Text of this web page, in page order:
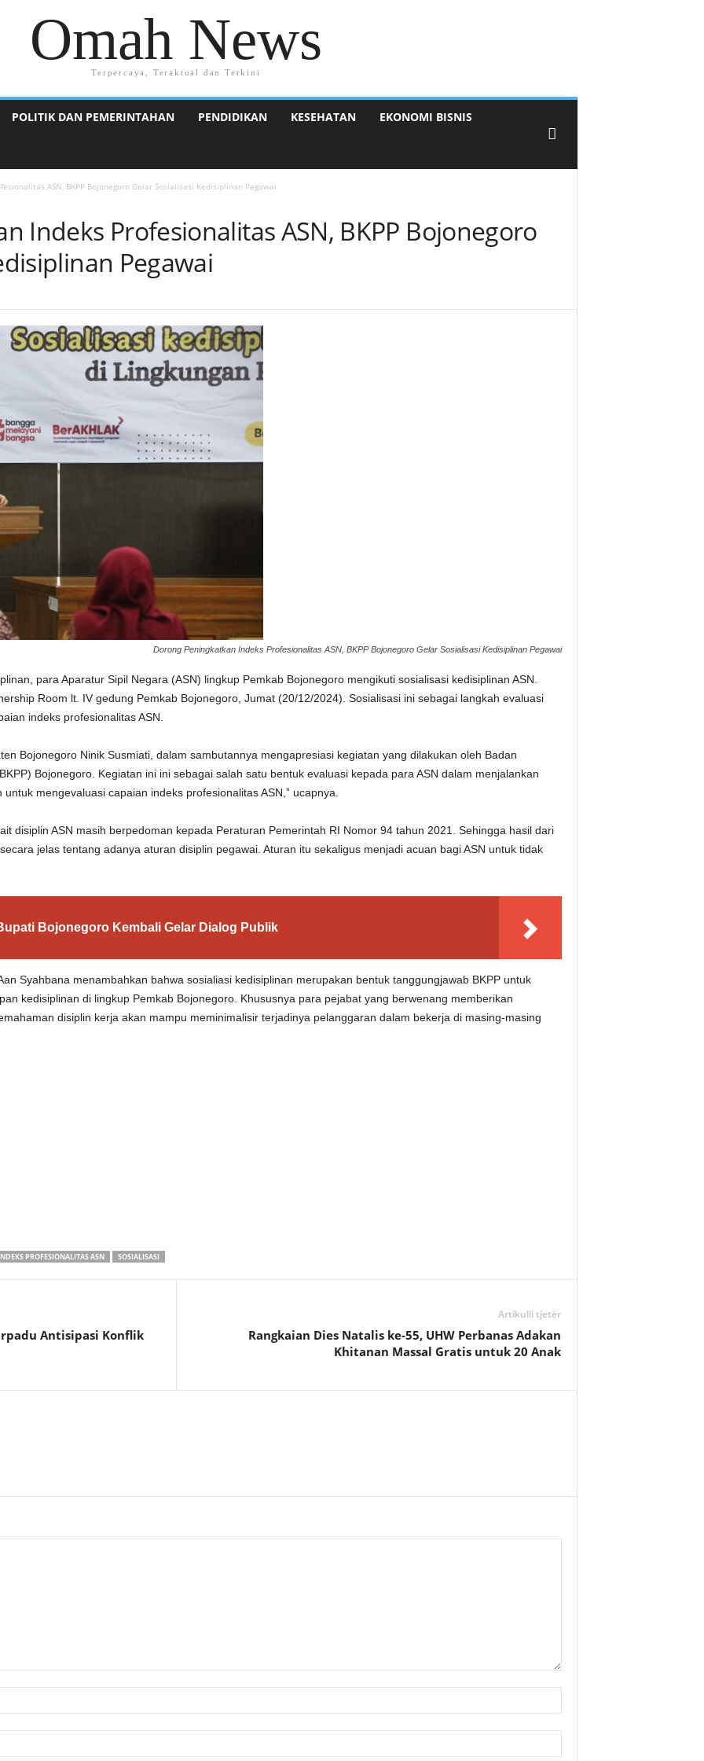
Omah News
Terpercaya, Teraktual dan Terkini
POLITIK DAN PEMERINTAHAN PENDIDIKAN KESEHATAN EKONOMI BISNIS
ASN, BKPP Bojonegoro Gelar Sosialisasi Kedisiplinan Pegawai
Indeks Profesionalitas ASN, BKPP Bojonegoro
Pegawai
Dorong Peningkatkan Indeks Profesionalitas ASN, BKPP Bojonegoro Gelar Sosialisasi Kedisiplinan Pegawai
para Aparatur Sipil Negara (ASN) lingkup Pemkab Bojonegoro mengikuti sosialisasi kedisiplinan ASN.
Room lt. IV gedung Pemkab Bojonegoro, Jumat (20/12/2024). Sosialisasi ini sebagai langkah evaluasi
indeks profesionalitas ASN.
Bojonegoro Ninik Susmiati, dalam sambutannya mengapresiasi kegiatan yang dilakukan oleh Badan
Bojonegoro. Kegiatan ini ini sebagai salah satu bentuk evaluasi kepada para ASN dalam menjalankan
mengevaluasi capaian indeks profesionalitas ASN,” ucapnya.
disiplin ASN masih berpedoman kepada Peraturan Pemerintah RI Nomor 94 tahun 2021. Sehingga hasil dari
jelas tentang adanya aturan disiplin pegawai. Aturan itu sekaligus menjadi acuan bagi ASN untuk tidak
Bojonegoro Kembali Gelar Dialog Publik
Syahbana menambahkan bahwa sosialiasi kedisiplinan merupakan bentuk tanggungjawab BKPP untuk
kedisiplinan di lingkup Pemkab Bojonegoro. Khususnya para pejabat yang berwenang memberikan
disiplin kerja akan mampu meminimalisir terjadinya pelanggaran dalam bekerja di masing-masing
PROFESIONALITAS ASN SOSIALISASI
Antisipasi Konflik
Artikulli tjetër
Rangkaian Dies Natalis ke-55, UHW Perbanas Adakan
Khitanan Massal Gratis untuk 20 Anak